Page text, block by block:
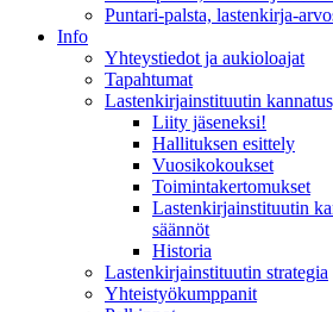
Puntari-palsta, lastenkirja-
Info
Yhteystiedot ja aukioloajat
Tapahtumat
Lastenkirjainstituutin
Liity jäseneksi!
Hallituksen esittely
Vuosikokoukset
Toimintakertomukset
Lastenkirjainstituutin
säännöt
Historia
Lastenkirjainstituutin strategia
Yhteistyökumppanit